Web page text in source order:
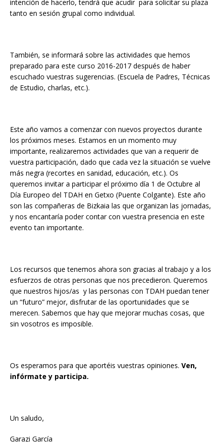
intención de hacerlo, tendrá que acudir para solicitar su plaza
tanto en sesión grupal como individual.
También, se informará sobre las actividades que hemos
preparado para este curso 2016-2017 después de haber
escuchado vuestras sugerencias. (Escuela de Padres, Técnicas
de Estudio, charlas, etc.).
Este año vamos a comenzar con nuevos proyectos durante
los próximos meses. Estamos en un momento muy
importante, realizaremos actividades que van a requerir de
vuestra participación, dado que cada vez la situación se vuelve
más negra (recortes en sanidad, educación, etc.). Os
queremos invitar a participar el próximo día 1 de Octubre al
Día Europeo del TDAH en Getxo (Puente Colgante). Este año
son las compañeras de Bizkaia las que organizan las jornadas,
y nos encantaría poder contar con vuestra presencia en este
evento tan importante.
Los recursos que tenemos ahora son gracias al trabajo y a los
esfuerzos de otras personas que nos precedieron. Queremos
que nuestros hijos/as y las personas con TDAH puedan tener
un “futuro” mejor, disfrutar de las oportunidades que se
merecen. Sabemos que hay que mejorar muchas cosas, que
sin vosotros es imposible.
Os esperamos para que aportéis vuestras opiniones. Ven,
infórmate y participa.
Un saludo,
Garazi García